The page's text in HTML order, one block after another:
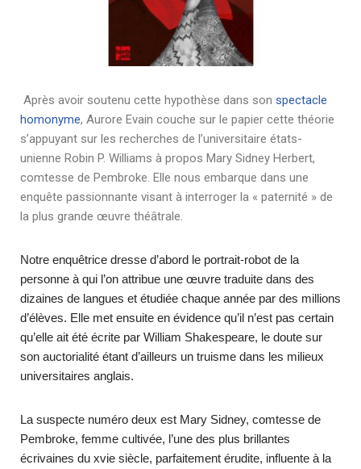
Après avoir soutenu cette hypothèse dans son spectacle
homonyme, Aurore Evain couche sur le papier cette théorie
s’appuyant sur les recherches de l’universitaire états-
unienne Robin P. Williams à propos Mary Sidney Herbert,
comtesse de Pembroke. Elle nous embarque dans une
enquête passionnante visant à interroger la « paternité » de
la plus grande œuvre théâtrale.
Notre enquêtrice dresse d’abord le portrait-robot de la
personne à qui l’on attribue une œuvre traduite dans des
dizaines de langues et étudiée chaque année par des millions
d’élèves. Elle met ensuite en évidence qu’il n’est pas certain
qu’elle ait été écrite par William Shakespeare, le doute sur
son auctorialité étant d’ailleurs un truisme dans les milieux
universitaires anglais.
La suspecte numéro deux est Mary Sidney, comtesse de
Pembroke, femme cultivée, l’une des plus brillantes
écrivaines du xvie siècle, parfaitement érudite, influente à la